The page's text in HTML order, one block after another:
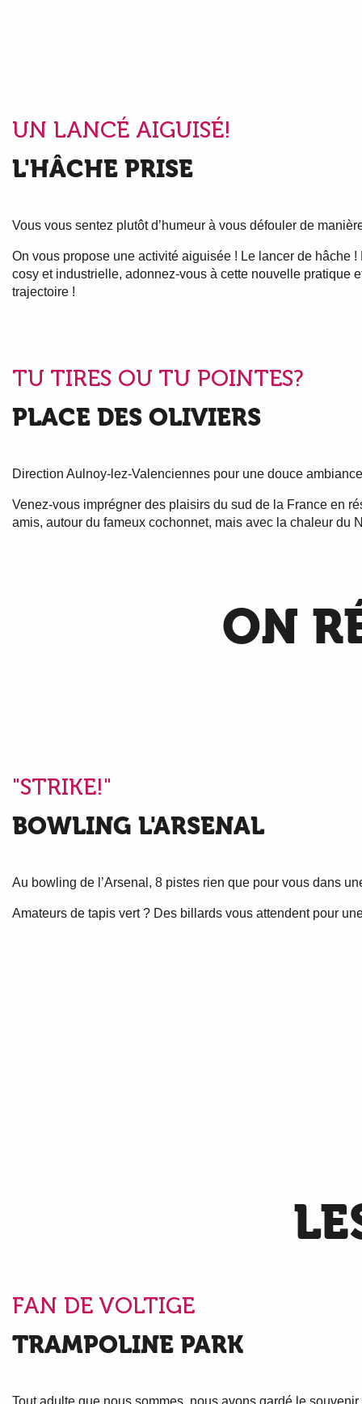
UN LANCÉ AIGUISÉ!
L'HÂCHE PRISE
Vous vous sentez plutôt d’humeur à vous défouler de
On vous propose une activité aiguisée ! Le lancer de hâche
cosy et industrielle, adonnez-vous à cette nouvelle pratique
trajectoire !
TU TIRES OU TU POINTES?
PLACE DES OLIVIERS
Direction Aulnoy-lez-Valenciennes pour une douce
Venez-vous imprégner des plaisirs du sud de la France en
amis, autour du fameux cochonnet, mais avec la chaleur du
ON
"STRIKE!"
BOWLING L'ARSENAL
Au bowling de l’Arsenal, 8 pistes rien que pour vous dans
Amateurs de tapis vert ? Des billards vous attendent pour
FAN DE VOLTIGE
TRAMPOLINE PARK
Tout adulte que nous sommes, nous avons gardé le